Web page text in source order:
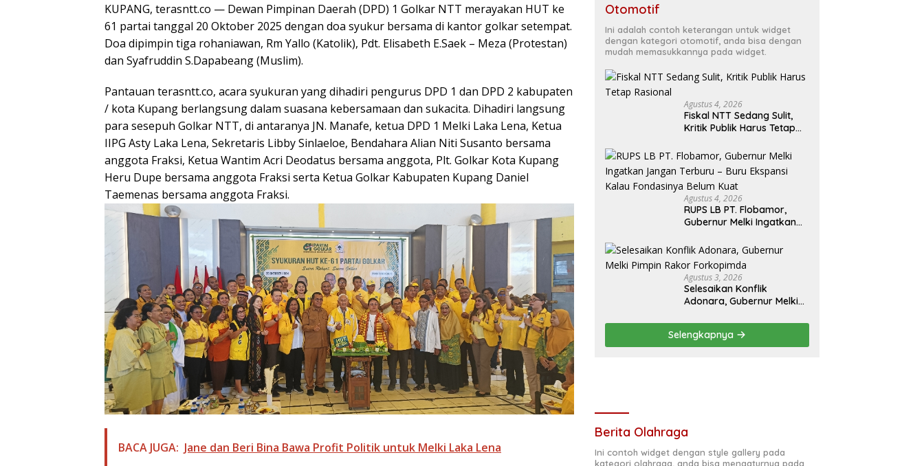
KUPANG, terasntt.co — Dewan Pimpinan Daerah (DPD) 1 Golkar NTT merayakan HUT ke
61 partai tanggal 20 Oktober 2025 dengan doa syukur bersama di kantor golkar setempat.
Doa dipimpin tiga rohaniawan, Rm Yallo (Katolik), Pdt. Elisabeth E.Saek – Meza (Protestan)
dan Syafruddin S.Dapabeang (Muslim).
Pantauan terasntt.co, acara syukuran yang dihadiri pengurus DPD 1 dan DPD 2 kabupaten
/ kota Kupang berlangsung dalam suasana kebersamaan dan sukacita. Dihadiri langsung
para sesepuh Golkar NTT, di antaranya JN. Manafe, ketua DPD 1 Melki Laka Lena, Ketua
IIPG Asty Laka Lena, Sekretaris Libby Sinlaeloe, Bendahara Alian Niti Susanto bersama
anggota Fraksi, Ketua Wantim Acri Deodatus bersama anggota, Plt. Golkar Kota Kupang
Heru Dupe bersama anggota Fraksi serta Ketua Golkar Kabupaten Kupang Daniel
Taemenas bersama anggota Fraksi.
BACA JUGA: Jane dan Beri Bina Bawa Profit Politik untuk Melki Laka Lena
Otomotif
Ini adalah contoh keterangan untuk widget
dengan kategori otomotif, anda bisa dengan
mudah memasukkannya pada widget.
Agustus 4, 2026
Fiskal NTT Sedang Sulit,
Kritik Publik Harus Tetap
Agustus 4, 2026
RUPS LB PT. Flobamor,
Gubernur Melki Ingatkan
Ekspansi Kalau
Fondasinya Belum Kuat
Agustus 3, 2026
Selesaikan Konflik
Adonara, Gubernur Melki
Selengkapnya
Berita Olahraga
Ini contoh widget dengan style gallery pada
kategori olahraga, anda bisa mengaturnya pada